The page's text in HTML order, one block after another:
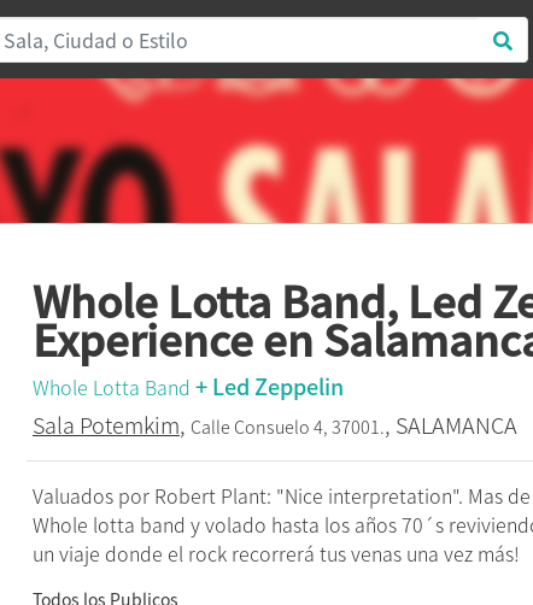
Whole Lotta Band, Led
Experience en
Whole Lotta Band + Led Zeppelin
Sala Potemkim, Calle Consuelo 4, 37001., SALAMANCA
Valuados por Robert Plant: "Nice interpretation". Mas
Whole lotta band y volado hasta los años 70´s
un viaje donde el rock recorrerá tus venas una vez más!
Todos los Publicos